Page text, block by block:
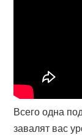
Всего одна
завалят вас